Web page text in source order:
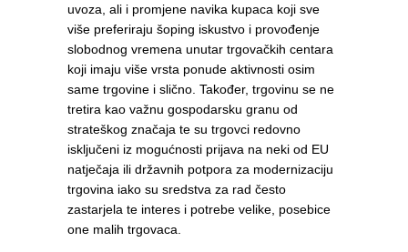
uvoza, ali i promjene navika kupaca koji sve
više preferiraju šoping iskustvo i provođenje
slobodnog vremena unutar trgovačkih centara
koji imaju više vrsta ponude aktivnosti osim
same trgovine i slično. Također, trgovinu se ne
tretira kao važnu gospodarsku granu od
strateškog značaja te su trgovci redovno
isključeni iz mogućnosti prijava na neki od EU
natječaja ili državnih potpora za modernizaciju
trgovina iako su sredstva za rad često
zastarjela te interes i potrebe velike, posebice
one malih trgovaca.